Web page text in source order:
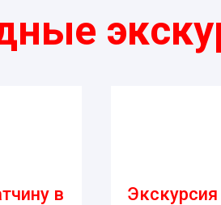
в
Экскурсия